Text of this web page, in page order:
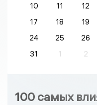
10
11 12
17
18 19
24
25 26
31
1 2
100 самых